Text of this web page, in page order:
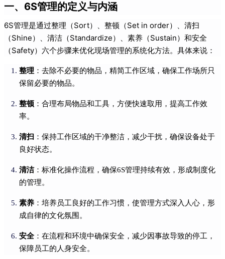
一、6S管理的定义与内涵
6S管理是通过整理（Sort）、整顿（Set in order）、清扫
（Shine）、清洁（Standardize）、素养（Sustain）和安全
（Safety）六个步骤来优化现场管理的系统化方法。具体来说：
整理 ：去除不必要的物品，精简工作区域，确保工作场所只
保留必要的物品。
整顿 ：合理布局物品和工具，方便快速取用，提高工作效
率。
清扫 ：保持工作区域的干净整洁，减少干扰，确保设备处于
良好状态。
清洁：标准化操作流程，确保6S管理持续有效，形成制度化
的管理。
素养 ：培养员工良好的工作习惯，使管理方式深入人心，形
成自律的文化氛围。
安全：在流程和环境中确保安全，减少因事故导致的停工，
保障员工的人身安全。